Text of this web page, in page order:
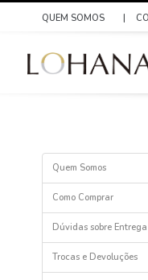
QUEM SOMOS
Quem Somos
Como Comprar
Dúvidas sobre Entrega
Trocas e Devoluções